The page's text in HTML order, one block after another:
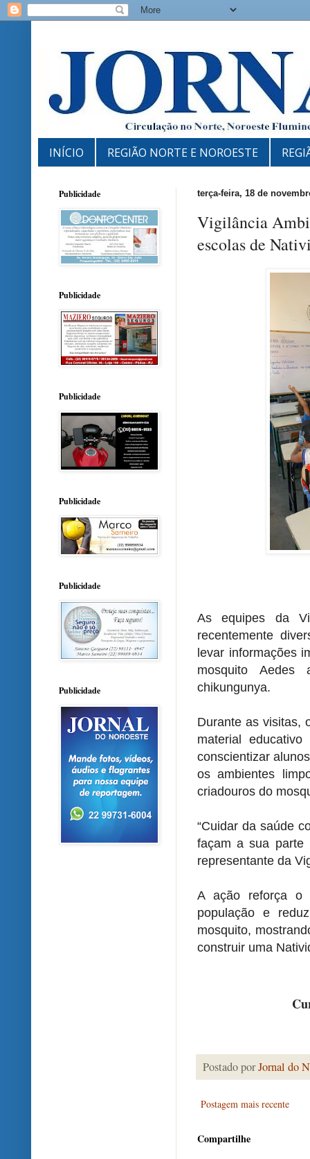
INÍCIO REGIÃO NORTE E NOROESTE
terça-feira, 18 de
Vigilância
escolas de
As equipes da
recentemente
levar informações
mosquito Aedes
chikungunya.
Durante as visitas,
material
conscientizar
os ambientes
criadouros do
“Cuidar da saúde
façam a sua parte
representante da
A ação reforça o
população e
mosquito,
construir uma
Postado porJornal do
Postagem mais recente
Compartilhe
Publicidade
Publicidade
Publicidade
Publicidade
Publicidade
Publicidade